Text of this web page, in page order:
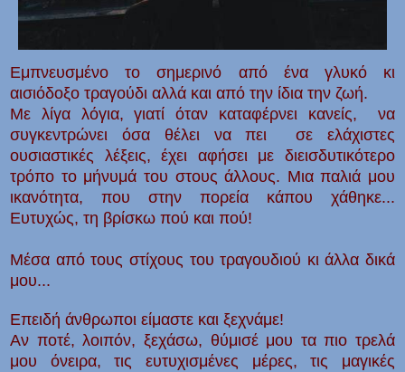
Εμπνευσμένο το σημερινό από ένα γλυκό κι
αισιόδοξο τραγούδι αλλά και από την ίδια την ζωή.
Με λίγα λόγια, γιατί όταν καταφέρνει κανείς, να
συγκεντρώνει όσα θέλει να πει σε ελάχιστες
ουσιαστικές λέξεις, έχει αφήσει με διεισδυτικότερο
τρόπο το μήνυμά του στους άλλους. Μια παλιά μου
ικανότητα, που στην πορεία κάπου χάθηκε...
Ευτυχώς, τη βρίσκω πού και πού!
Μέσα από τους στίχους του τραγουδιού κι άλλα δικά
μου...
Επειδή άνθρωποι είμαστε και ξεχνάμε!
Αν ποτέ, λοιπόν, ξεχάσω, θύμισέ μου τα πιο τρελά
μου όνειρα, τις ευτυχισμένες μέρες, τις μαγικές